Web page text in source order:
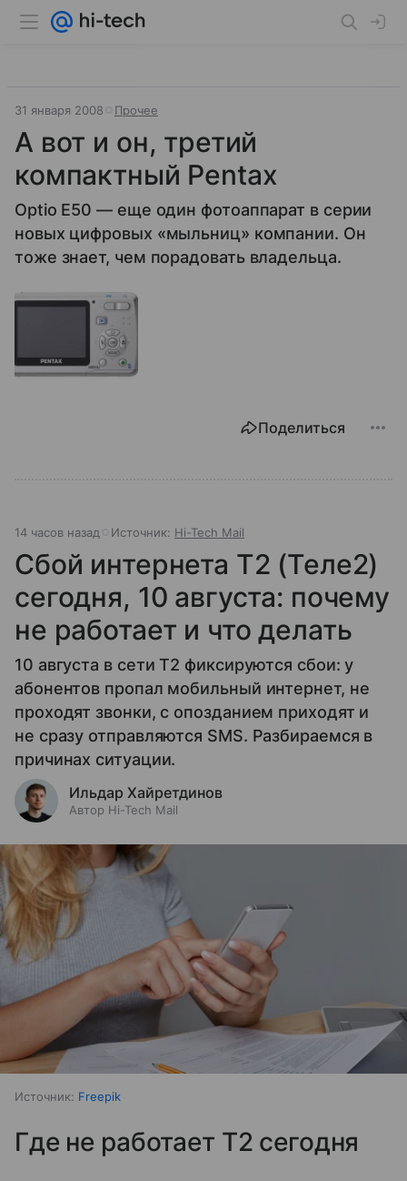
31 января 2008 Прочее
А вот и он, третий
компактный Pentax
Optio E50 — еще один фотоаппарат в серии
новых цифровых «мыльниц» компании. Он
тоже знает, чем порадовать владельца.
Поделиться
14 часов назад Источник: Hi-Tech Mail
Сбой интернета T2 (Теле2)
сегодня, 10 августа: почему
не работает и что делать
10 августа в сети T2 фиксируются сбои: у
абонентов пропал мобильный интернет, не
проходят звонки, с опозданием приходят и
не сразу отправляются SMS. Разбираемся в
причинах ситуации.
Ильдар Хайретдинов
Автор Hi-Tech Mail
Источник: Freepik
Где не работает T2 сегодня